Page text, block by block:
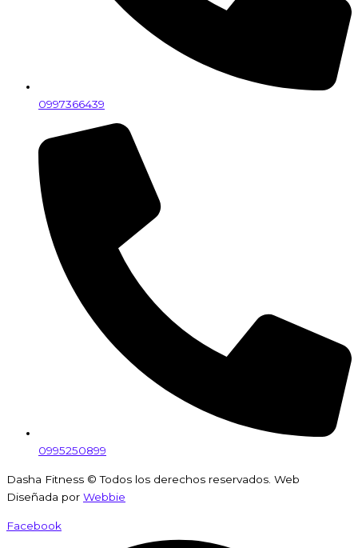
0997366439
0995250899
Dasha Fitness © Todos los derechos reservados. Web
Diseñada por Webbie
Facebook